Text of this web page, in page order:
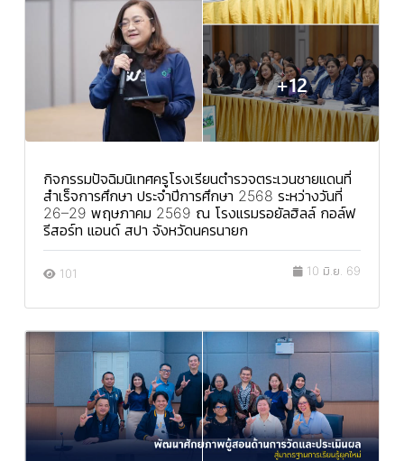
กิจกรรมปัจฉิมนิเทศครูโรงเรียนตำรวจตระเวนชายแดนที่
สำเร็จการศึกษา ประจำปีการศึกษา 2568 ระหว่างวันที่
26–29 พฤษภาคม 2569 ณ โรงแรมรอยัลฮิลล์ กอล์ฟ
รีสอร์ท แอนด์ สปา จังหวัดนครนายก
101 10 มิ.ย. 69